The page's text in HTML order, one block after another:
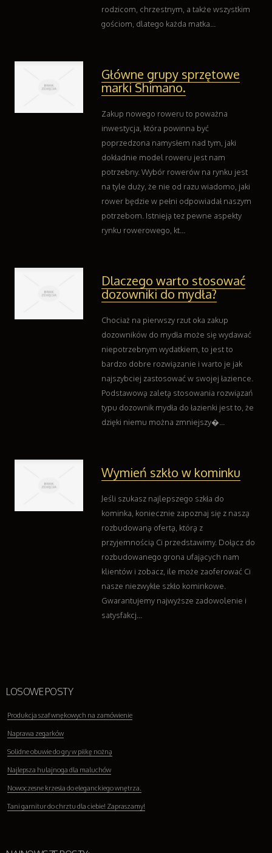
Oprogramowanie
Oprogramowanie
rodzicom, chrzestnym, a także wszystkim
gościom, dlatego każda matka...
Główne grupy sprzętowe
marki Shimano.
Zakup nowego roweru to poważna
inwestycja, która powinna być
poprzedzona namysłem nad tym, jaki
dokładnie model roweru jest nam
potrzebny. Wybór rowerów na rynku jest
na tyle duży, że nie od razu wiadomo, jaki
rower będzie w pełni odpowiadał naszym
potrzebom. Istnieją tez pewne aspekty
rynku rowerowego, kt...
Dlaczego warto stosować
dozowniki do mydła?
Chociaż na pierwszy rzut oka zakup
dozowników do mydła może się wydawać
niepotrzebnym wydatkiem, to jest to
bardzo dobre rozwiązanie i warto je jak
najszybciej zastosować w swojej łazience.
Podstawową zaletą stosowania rozwiązań
typu dozownik mydła do łazienki jest to, że
dzięki niemu można zmniejszy�...
Wymień szkło w kominku
Jeśli szukasz najlepszego szkła do
kominka, koniecznie zapoznaj się z naszą
rozbudowaną ofertą, którą z
przyjemnością Ci przedstawimy. Dołącz do
rozbudowanego grona ufających nam
klientów i zobacz, ile może zaoferować Ci
nasze niezwykłe szkło kominkowe.
Gwarantujemy najwyższe zadowolenie i
satysfakcj...
LOSOWE POSTY
Produkcja szaf wnękowych na zamówienie
Naprawa zegarków
Solidne obuwie do gry w piłkę nożną
Najlepsza hulajnoga dla maluchów
Nowoczesne krzesła do eleganckiego wnętrza.
Tani garnitur do chrztu dla ciebie! Zapraszamy!